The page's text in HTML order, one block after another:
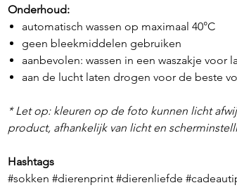
Onderhoud:
automatisch wassen op maximaal 40°C
geen bleekmiddelen gebruiken
aanbevolen: wassen in een waszakje voor
aan de lucht laten drogen voor de beste
* Let op: kleuren op de foto kunnen licht
product, afhankelijk van licht en
Hashtags
#sokken #dierenprint #dierenliefde